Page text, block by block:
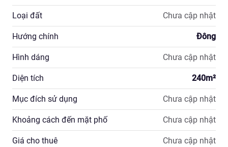
Loại đất Chưa cập nhật
Hướng chính Đông
Hình dáng Chưa cập nhật
Diện tích 240m²
Mục đích sử dụng Chưa cập nhật
Khoảng cách đến mặt phố Chưa cập nhật
Giá cho thuê Chưa cập nhật